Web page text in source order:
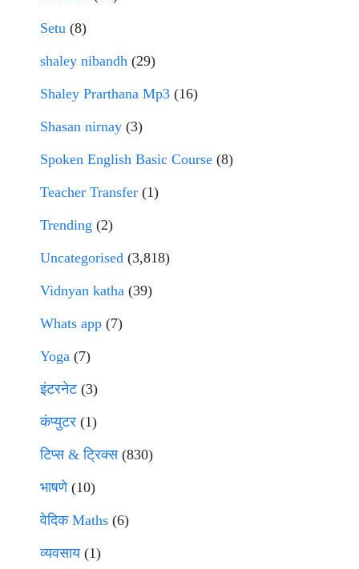
Setu (8)
shaley nibandh (29)
Shaley Prarthana Mp3 (16)
Shasan nirnay (3)
Spoken English Basic Course (8)
Teacher Transfer (1)
Trending (2)
Uncategorised (3,818)
Vidnyan katha (39)
Whats app (7)
Yoga (7)
इंटरनेट(3)
कंप्युटर (1)
टिप्स & ट्रिक्स(830)
भाषणे(10)
वेदिक Maths (6)
व्यवसाय(1)